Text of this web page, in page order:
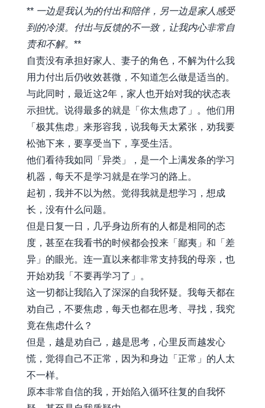
** 一边是我认为的付出和陪伴，另一边是家人感受
到的冷漠。付出与反馈的不一致，让我内心非常自
责和不解。 **
自责没有承担好家人、妻子的角色，不解为什么我
用力付出后仍收效甚微，不知道怎么做是适当的。
与此同时，最近这2年，家人也开始对我的状态表
示担忧。说得最多的就是「你太焦虑了」。他们用
「极其焦虑」来形容我，说我每天太紧张，劝我要
松弛下来，要享受当下，享受生活。
他们看待我如同「异类」，是一个上满发条的学习
机器，每天不是学习就是在学习的路上。
起初，我并不以为然。觉得我就是想学习，想成
长，没有什么问题。
但是日复一日，几乎身边所有的人都是相同的态
度，甚至在我看书的时候都会投来「鄙夷」和「差
异」的眼光。连一直以来都非常支持我的母亲，也
开始劝我「不要再学习了」。
这一切都让我陷入了深深的自我怀疑。我每天都在
劝自己，不要焦虑，每天也都在思考、寻找，我究
竟在焦虑什么？
但是，越是劝自己，越是思考，心里反而越发心
慌，觉得自己不正常，因为和身边「正常」的人太
不一样。
原本非常自信的我，开始陷入循环往复的自我怀